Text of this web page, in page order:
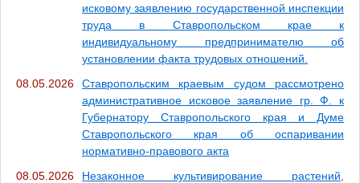
исковому заявлению государственной инспекции
труда в Ставропольском крае к
индивидуальному предпринимателю об
установлении факта трудовых отношений.
08.05.2026
Ставропольским краевым судом рассмотрено
административное исковое заявление гр. Ф. к
Губернатору Ставропольского края и Думе
Ставропольского края об оспаривании
нормативно-правового акта
08.05.2026
Незаконное культивирование растений,